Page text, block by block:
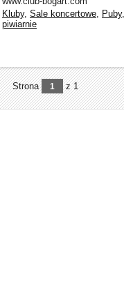
Kluby, Sale koncertowe, Puby,
piwiarnie
Strona 1 z 1